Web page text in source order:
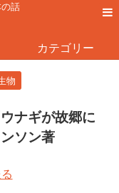
話
カテゴリー
物
ナギが故郷に
ソン著